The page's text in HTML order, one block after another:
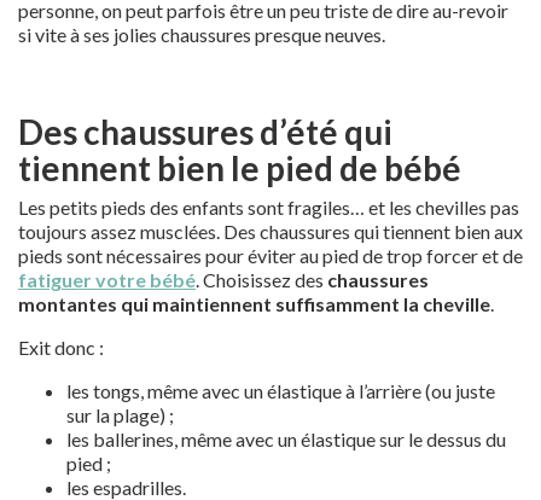
personne, on peut parfois être un peu triste de dire au-revoir
si vite à ses jolies chaussures presque neuves.
Des chaussures d’été qui
tiennent bien le pied de bébé
Les petits pieds des enfants sont fragiles… et les chevilles pas
toujours assez musclées. Des chaussures qui tiennent bien aux
pieds sont nécessaires pour éviter au pied de trop forcer et de
fatiguer votre bébé . Choisissez des chaussures
montantes qui maintiennent suffisamment la cheville
Exit donc :
les tongs, même avec un élastique à l’arrière (ou juste
sur la plage) ;
les ballerines, même avec un élastique sur le dessus du
pied ;
les espadrilles.